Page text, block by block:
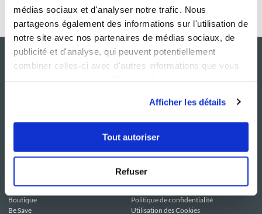
médias sociaux et d'analyser notre trafic. Nous
partageons également des informations sur l'utilisation de
notre site avec nos partenaires de médias sociaux, de
publicité et d'analyse, qui peuvent potentiellement
combiner celles-ci avec d'autres informations que vous
Afficher les détails
Tout autoriser
Refuser
NOS SITES
Le Mag'
Boutique
Be Save
SERVICE CONSO
Contactez-nous
Mentions légales
Politique de confidentialité
Utilisation des Cookies